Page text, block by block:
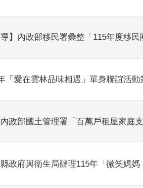
導】內政部移民署彙整「115年度移
「愛在雲林品味相遇」單身聯誼活
政部國土管理署「百萬戶租屋家庭
政府與衛生局辦理115年「微笑媽